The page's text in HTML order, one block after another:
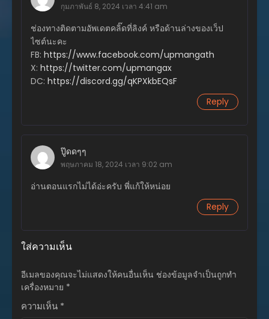
มิถุนายน 16, 2026
ตอนที่ 346.2
มิถุนายน 16, 2026
ตอนที่ 345
ตอนที่ 344
ตอนที่ 342
เมษายน 21, 2026
ตอนที่ 341
เมษายน 15, 2026
ตอนที่ 340.2
กุมภาพันธ์ 8, 2024 เวลา 4:41 am
ช่องทางติดตามอัพเดตคลิ๊ดที่ลิงค์ หรือด้านล่างของเว็ป
ไซต์นะคะ
FB: https://www.facebook.com/upmangath
X: https://twitter.com/upmangax
DC: https://discord.gg/qKPXkbEQsF
Reply
ปู๊ดดๆๆ
พฤษภาคม 18, 2024 เวลา 9:02 am
อ่านตอนแรกไม่ได้อ่ะครับ พี่แก้ให้หน่อย
Reply
ใส่ความเห็น
อีเมลของคุณจะไม่แสดงให้คนอื่นเห็น ช่องข้อมูลจำเป็นถูกทำ
เครื่องหมาย *
ความเห็น *